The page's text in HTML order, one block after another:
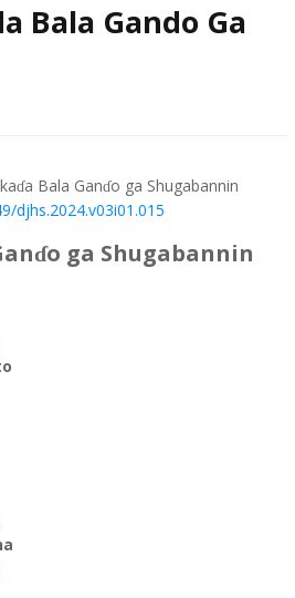
Bala Gando Ga
ɗa Bala Ganɗo ga Shugabannin
djhs.2024.v03i01.015
ɗo ga Shugabannin